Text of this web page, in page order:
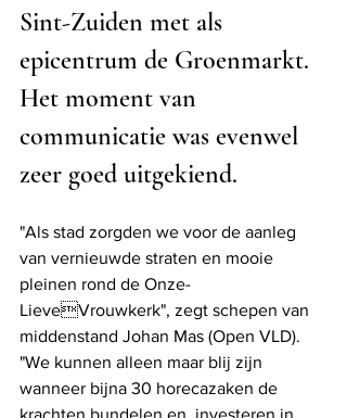
Sint-Zuiden met als
epicentrum de Groenmarkt.
Het moment van
communicatie was evenwel
zeer goed uitgekiend.
"Als stad zorgden we voor de aanleg
van vernieuwde straten en mooie
pleinen rond de Onze-
LieveVrouwkerk", zegt schepen van
middenstand Johan Mas (Open VLD).
"We kunnen alleen maar blij zijn
wanneer bijna 30 horecazaken de
krachten bundelen en  investeren in